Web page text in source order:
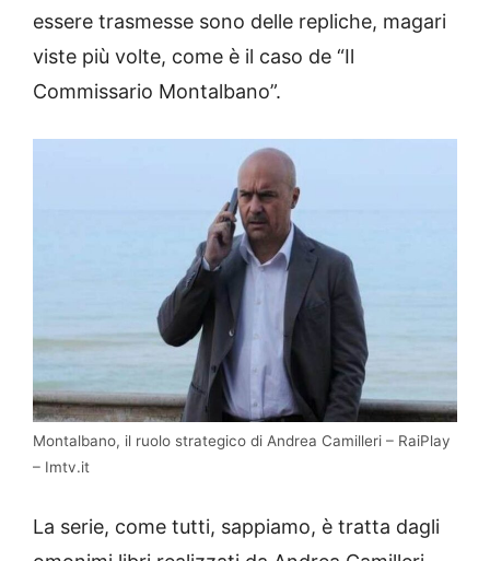
essere trasmesse sono delle repliche, magari
viste più volte, come è il caso de “Il
Commissario Montalbano”.
Montalbano, il ruolo strategico di Andrea Camilleri – RaiPlay
– Imtv.it
La serie, come tutti, sappiamo, è tratta dagli